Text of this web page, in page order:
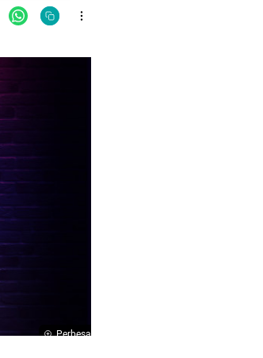
Perbesar